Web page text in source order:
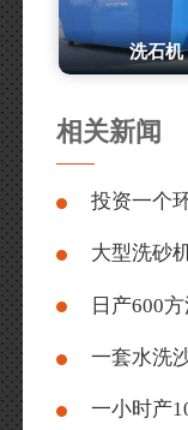
洗石机
相关新闻
大型洗砂
日产600